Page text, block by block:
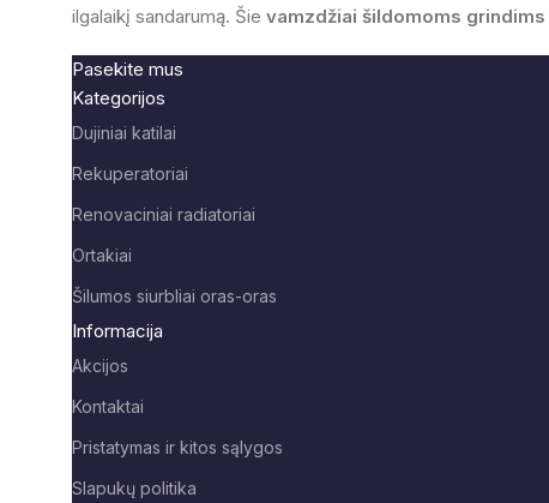
ilgalaikį sandarumą. Šie vamzdžiai šildomoms grindims
Pasekite mus
Kategorijos
Dujiniai katilai
Rekuperatoriai
Renovaciniai radiatoriai
Ortakiai
Šilumos siurbliai oras-oras
Informacija
Akcijos
Kontaktai
Pristatymas ir kitos sąlygos
Slapukų politika